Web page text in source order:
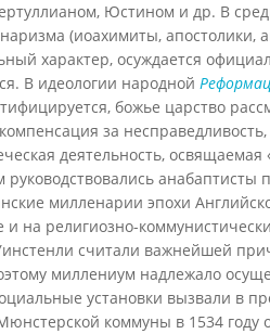
Юстином и др. В
(иоахимиты, апостолики,
характер, осуждается
В идеологии народной
божье царство
за несправедливость,
деятельность, освящаемая
анабаптисты
милленарии эпохи
на религиозно-
считали важнейшей
миллениум надлежало
установки вызвали в
коммуны в 1534 году